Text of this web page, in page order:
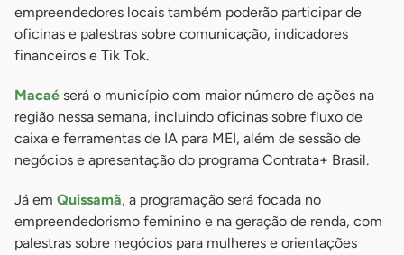
empreendedores locais também poderão participar de
oficinas e palestras sobre comunicação, indicadores
financeiros e Tik Tok.
Macaé será o município com maior número de ações na
região nessa semana, incluindo oficinas sobre fluxo de
caixa e ferramentas de IA para MEI, além de sessão de
negócios e apresentação do programa Contrata+ Brasil.
Já em Quissamã, a programação será focada no
empreendedorismo feminino e na geração de renda, com
palestras sobre negócios para mulheres e orientações